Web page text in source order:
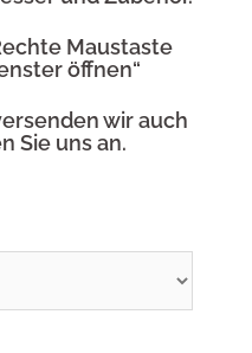
Maustaste
öffnen“
wir auch
Sie uns an.